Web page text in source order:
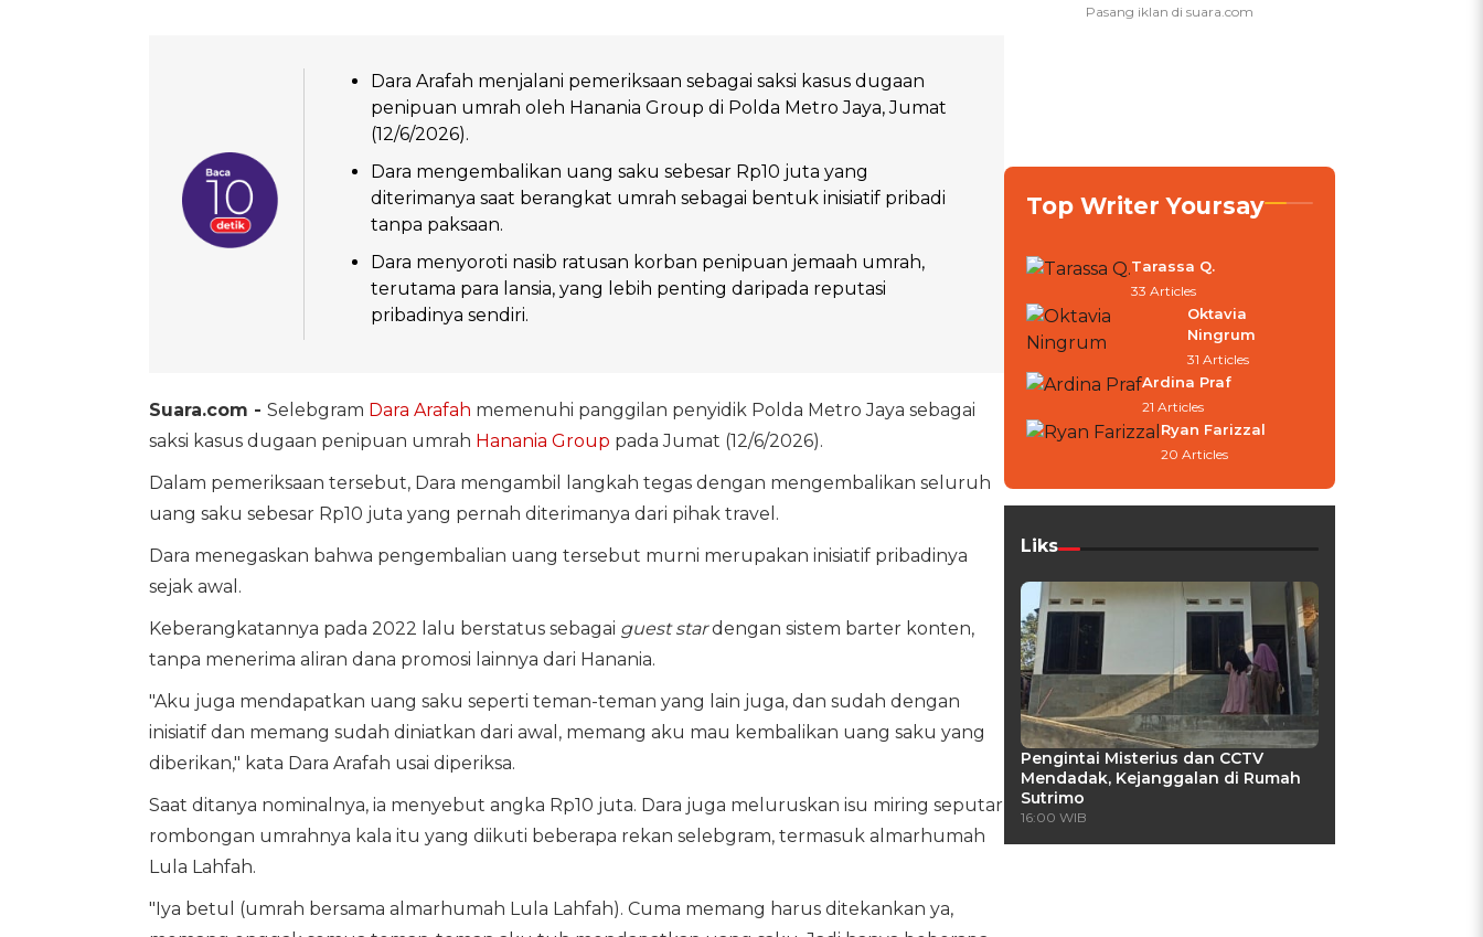
Dara Arafah menjalani pemeriksaan sebagai saksi kasus dugaan
penipuan umrah oleh Hanania Group di Polda Metro Jaya, Jumat
(12/6/2026).
Dara mengembalikan uang saku sebesar Rp10 juta yang
diterimanya saat berangkat umrah sebagai bentuk inisiatif pribadi
tanpa paksaan.
Dara menyoroti nasib ratusan korban penipuan jemaah umrah,
terutama para lansia, yang lebih penting daripada reputasi
pribadinya sendiri.
Suara.com - Selebgram Dara Arafah memenuhi panggilan penyidik Polda Metro Jaya sebagai
saksi kasus dugaan penipuan umrah Hanania Group pada Jumat (12/6/2026).
Dalam pemeriksaan tersebut, Dara mengambil langkah tegas dengan mengembalikan seluruh
uang saku sebesar Rp10 juta yang pernah diterimanya dari pihak travel.
Dara menegaskan bahwa pengembalian uang tersebut murni merupakan inisiatif pribadinya
sejak awal.
Keberangkatannya pada 2022 lalu berstatus sebagai guest stardengan sistem barter konten,
tanpa menerima aliran dana promosi lainnya dari Hanania.
"Aku juga mendapatkan uang saku seperti teman-teman yang lain juga, dan sudah dengan
inisiatif dan memang sudah diniatkan dari awal, memang aku mau kembalikan uang saku yang
diberikan," kata Dara Arafah usai diperiksa.
Saat ditanya nominalnya, ia menyebut angka Rp10 juta. Dara juga meluruskan isu miring seputar
rombongan umrahnya kala itu yang diikuti beberapa rekan selebgram, termasuk almarhumah
Lula Lahfah.
"Iya betul (umrah bersama almarhumah Lula Lahfah). Cuma memang harus ditekankan ya,
Top Writer Yoursay
Tarassa Q.
33 Articles
Oktavia
Ningrum
31 Articles
Ardina Praf
21 Articles
Ryan Farizzal
20 Articles
Liks
Pengintai Misterius dan CCTV
Mendadak, Kejanggalan di Rumah
Sutrimo
16:00 WIB